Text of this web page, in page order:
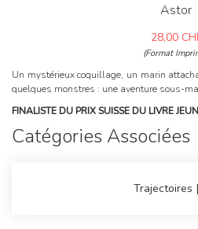
Astor
28,00
(Format
Un mystérieux coquillage, un marin
quelques monstres : une aventure sous-
FINALISTE DU PRIX SUISSE DU LIVRE
Catégories Associées
Trajectoires